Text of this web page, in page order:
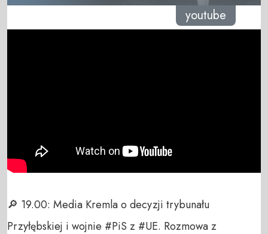
youtube
🔎 19.00: Media Kremla o decyzji trybunału
Przyłębskiej i wojnie #PiS z #UE. Rozmowa z